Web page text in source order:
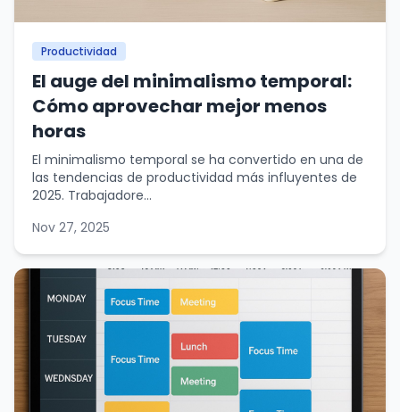
Productividad
El auge del minimalismo temporal:
Cómo aprovechar mejor menos
horas
El minimalismo temporal se ha convertido en una de
las tendencias de productividad más influyentes de
2025. Trabajadore...
Nov 27, 2025